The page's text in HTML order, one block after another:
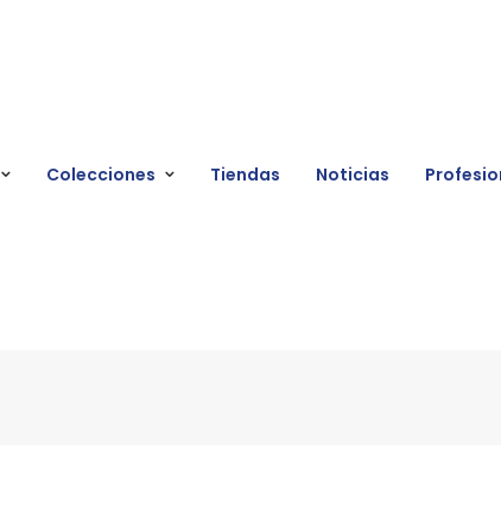
Colecciones Tiendas Noticias